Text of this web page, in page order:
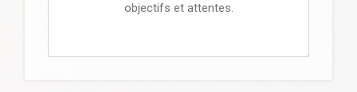
objectifs et attentes.